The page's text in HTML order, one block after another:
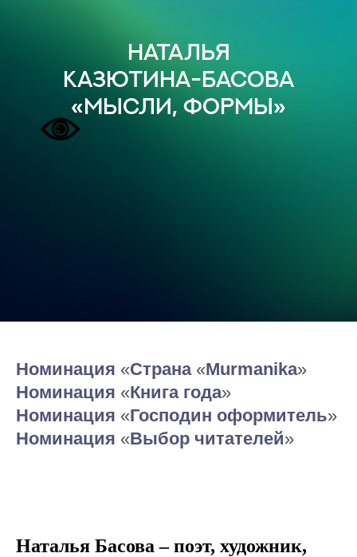
Наталья
Казютина-Басова
«мысли, формы»
Номинация «Страна «Murmanika»
Номинация «Книга года»
Номинация «Господин оформитель»
Номинация «Выбор читателей»
Наталья Басова – поэт, художник,